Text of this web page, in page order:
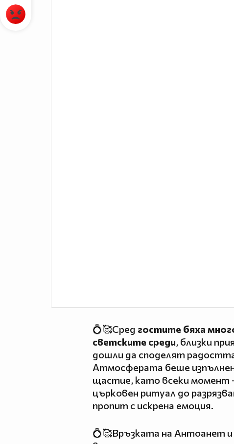
💍🥰Сред гостите бяха
светските среди, близки
дошли да споделят
Атмосферата беше
щастие, като всеки
църковен ритуал до
пропит с искрена емоция.
💍🥰Връзката на Антоанет и